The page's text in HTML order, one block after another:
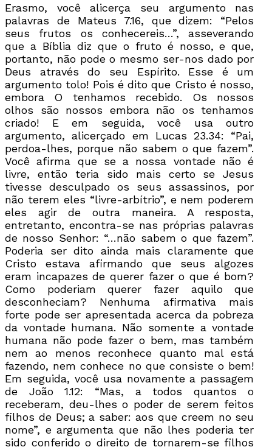
Erasmo, você alicerça seu argumento nas
palavras de Mateus 7.16, que dizem: “Pelos
seus frutos os conhecereis…”, asseverando
que a Bíblia diz que o fruto é nosso, e que,
portanto, não pode o mesmo ser-nos dado por
Deus através do seu Espírito. Esse é um
argumento tolo! Pois é dito que Cristo é nosso,
embora O tenhamos recebido. Os nossos
olhos são nossos embora não os tenhamos
criado! E em seguida, você usa outro
argumento, alicerçado em Lucas 23.34: “Pai,
perdoa-lhes, porque não sabem o que fazem”.
Você afirma que se a nossa vontade não é
livre, então teria sido mais certo se Jesus
tivesse desculpado os seus assassinos, por
não terem eles “livre-arbítrio”, e nem poderem
eles agir de outra maneira. A resposta,
entretanto, encontra-se nas próprias palavras
de nosso Senhor: “…não sabem o que fazem”.
Poderia ser dito ainda mais claramente que
Cristo estava afirmando que seus algozes
eram incapazes de querer fazer o que é bom?
Como poderiam querer fazer aquilo que
desconheciam? Nenhuma afirmativa mais
forte pode ser apresentada acerca da pobreza
da vontade humana. Não somente a vontade
humana não pode fazer o bem, mas também
nem ao menos reconhece quanto mal está
fazendo, nem conhece no que consiste o bem!
Em seguida, você usa novamente a passagem
de João 1.12: “Mas, a todos quantos o
receberam, deu-lhes o poder de serem feitos
filhos de Deus; a saber: aos que creem no seu
nome”, e argumenta que não lhes poderia ter
sido conferido o direito de tornarem-se filhos